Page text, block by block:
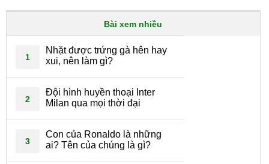
Bài xem nhiều
1
Nhặt được trứng gà hên hay
xui, nên làm gì?
2
Đội hình huyền thoại Inter
Milan qua mọi thời đại
3
Con của Ronaldo là những
ai? Tên của chúng là gì?